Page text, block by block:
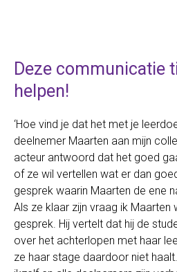
Deze communicatie
helpen!
‘Hoe vind je dat het met je
deelnemer Maarten aan mijn
acteur antwoord dat het goed
of ze wil vertellen wat er dan
gesprek waarin Maarten de ene
Als ze klaar zijn vraag ik Maarten
gesprek. Hij vertelt dat hij de
over het achterlopen met haar
ze haar stage daardoor niet